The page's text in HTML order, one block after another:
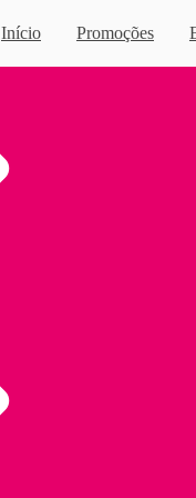
Início Promoções